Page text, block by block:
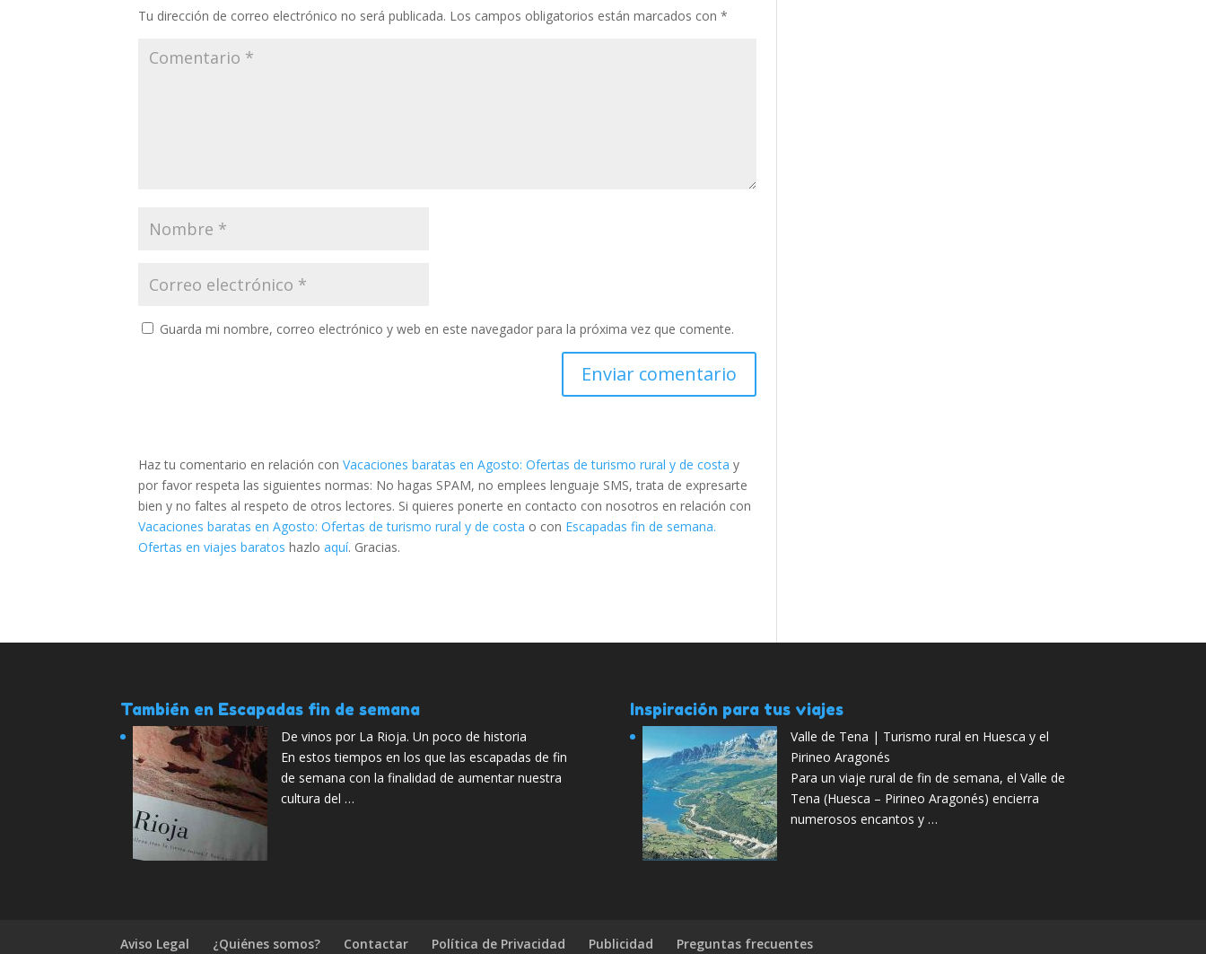
Tu dirección de correo electrónico no será publicada. Los campos obligatorios están marcados con*
Guarda mi nombre, correo electrónico y web en este navegador para la próxima vez que comente.
Haz tu comentario en relación conVacaciones baratas en Agosto: Ofertas de turismo rural y de costa y
por favor respeta las siguientes normas: No hagas SPAM, no emplees lenguaje SMS, trata de expresarte
bien y no faltes al respeto de otros lectores. Si quieres ponerte en contacto con nosotros en relación con
Vacaciones baratas en Agosto: Ofertas de turismo rural y de costa o con Escapadas fin de semana.
Ofertas en viajes baratos hazloaquí. Gracias.
También en Escapadas fin de semana
De vinos por La Rioja. Un poco de historia
En estos tiempos en los que las escapadas de fin
de semana con la finalidad de aumentar nuestra
cultura del …
Inspiración para tus viajes
Valle de Tena | Turismo rural en Huesca y el
Pirineo Aragonés
Para un viaje rural de fin de semana, el Valle de
Tena (Huesca – Pirineo Aragonés) encierra
numerosos encantos y …
Aviso Legal ¿Quiénes somos? Contactar Política de Privacidad Publicidad Preguntas frecuentes